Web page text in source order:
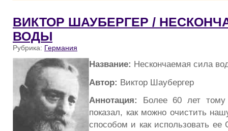
ВИКТОР ШАУБЕРГЕР /
ВОДЫ
Рубрика: Германия
Название: Нескончаемая сила
Автор: Виктор Шаубергер
Аннотация: Более 60 лет тому
показал, как можно очистить
способом и как использовать